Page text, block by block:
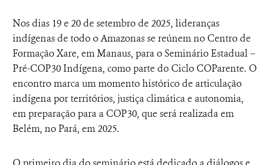
Nos dias 19 e 20 de setembro de 2025, lideranças
indígenas de todo o Amazonas se reúnem no Centro de
Formação Xare, em Manaus, para o Seminário Estadual –
Pré-COP30 Indígena, como parte do Ciclo COParente. O
encontro marca um momento histórico de articulação
indígena por territórios, justiça climática e autonomia,
em preparação para a COP30, que será realizada em
Belém, no Pará, em 2025.